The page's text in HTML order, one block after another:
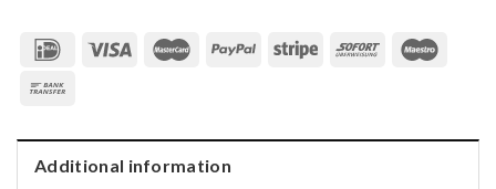
Additional information